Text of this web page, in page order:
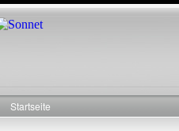
Direkt
zum
Pfadnavigation
Startseite